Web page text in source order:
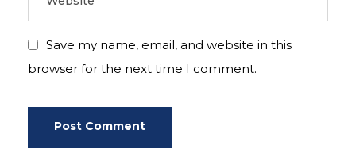
Save my name, email, and website in this
browser for the next time I comment.